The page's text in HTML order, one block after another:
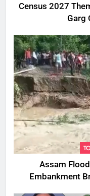
Census 2027
Garg
Assam
Embankment